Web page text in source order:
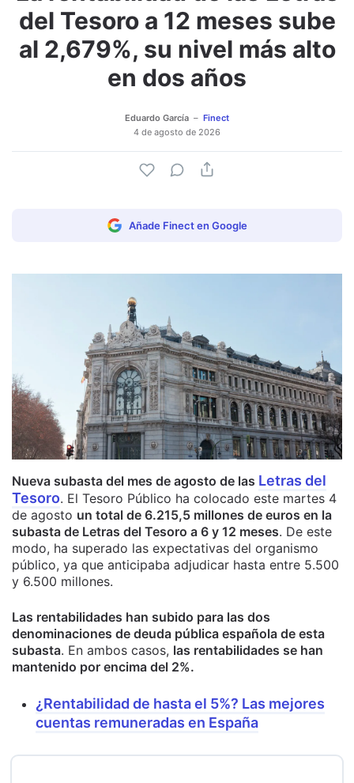
del Tesoro a 12 meses sube
al 2,679%, su nivel más alto
en dos años
Eduardo García
Finect
4 de agosto de 2026
Añade Finect en Google
Nueva subasta del mes de agosto de las Letras del
Tesoro. El Tesoro Público ha colocado este martes 4
de agosto un total de 6.215,5 millones de euros en la
subasta de Letras del Tesoro a 6 y 12 meses. De este
modo, ha superado las expectativas del organismo
público, ya que anticipaba adjudicar hasta entre 5.500
y 6.500 millones.
Las rentabilidades han subido para las dos
denominaciones de deuda pública española de esta
subasta. En ambos casos, las rentabilidades se han
mantenido por encima del 2%.
¿Rentabilidad de hasta el 5%? Las mejores
cuentas remuneradas en España